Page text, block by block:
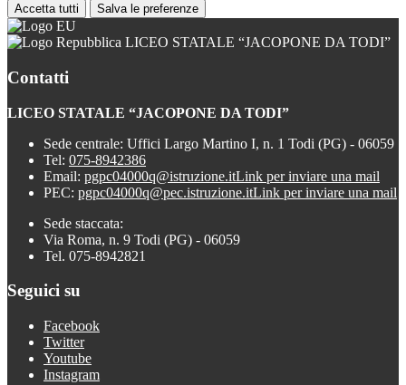
Accetta tutti Salva le preferenze
LICEO STATALE “JACOPONE DA TODI”
Contatti
LICEO STATALE “JACOPONE DA TODI”
Sede centrale: Uffici Largo Martino I, n. 1 Todi (PG) - 06059
Tel: 075-8942386
Email: pgpc04000q@istruzione.itLink per inviare una mail
PEC: pgpc04000q@pec.istruzione.itLink per inviare una mail
Sede staccata:
Via Roma, n. 9 Todi (PG) - 06059
Tel. 075-8942821
Seguici su
Facebook
Twitter
Youtube
Instagram